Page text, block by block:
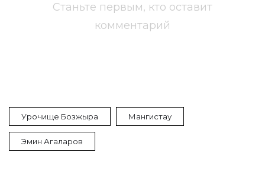
Станьте первым, кто оставит
комментарий
Урочище Бозжыра Мангистау
Эмин Агаларов